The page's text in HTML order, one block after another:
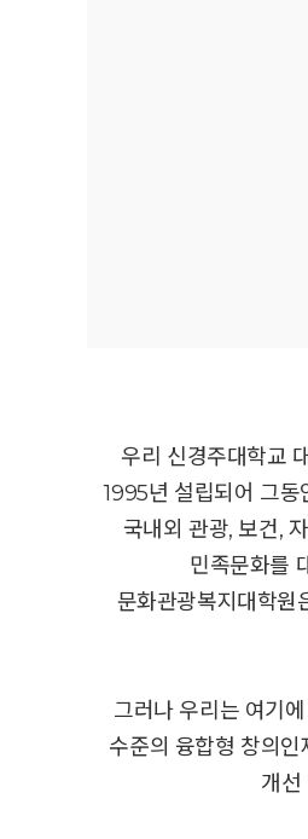
우리 신경주대학교
1995년 설립되어 그
국내외 관광, 보건,
민족문화를
문화관광복지대학원
그러나 우리는 여기
수준의 융합형 창의
개선